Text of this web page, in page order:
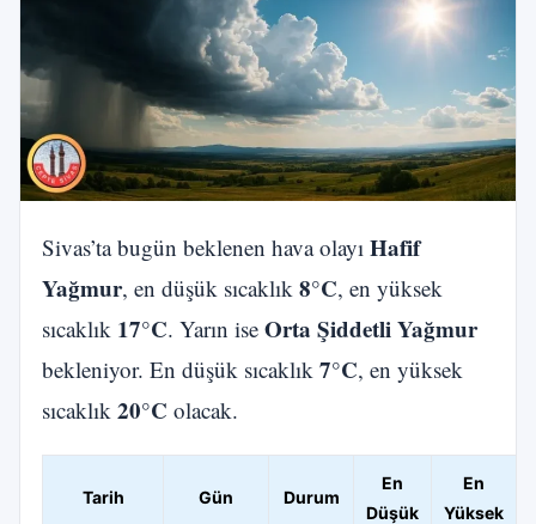
Sivas’ta bugün beklenen hava olayı Hafif
Yağmur, en düşük sıcaklık 8°C, en yüksek
sıcaklık 17°C. Yarın ise Orta Şiddetli Yağmur
bekleniyor. En düşük sıcaklık 7°C, en yüksek
sıcaklık 20°C olacak.
Tarih Gün Durum
En
Düşük
En
Yüksek